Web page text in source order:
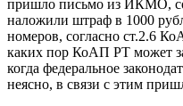
пришло письмо из ИКМО,
наложили штраф в 1000
номеров, согласно ст.2.6
каких пор КоАП РТ может
когда федеральное
неясно, в связи с этим